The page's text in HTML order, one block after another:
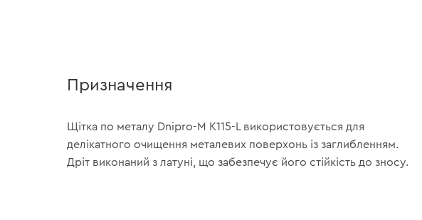
Призначення
Щітка по металу Dnipro-M К115-L використовується для
делікатного очищення металевих поверхонь із заглибленням.
Дріт виконаний з латуні, що забезпечує його стійкість до зносу.